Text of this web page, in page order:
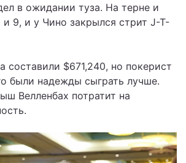
в ожидании туза. На терне и
9, и у Чино закрылся стрит J-T-
составили $671,240, но покерист
были надежды сыграть лучше.
Велленбах потратит на